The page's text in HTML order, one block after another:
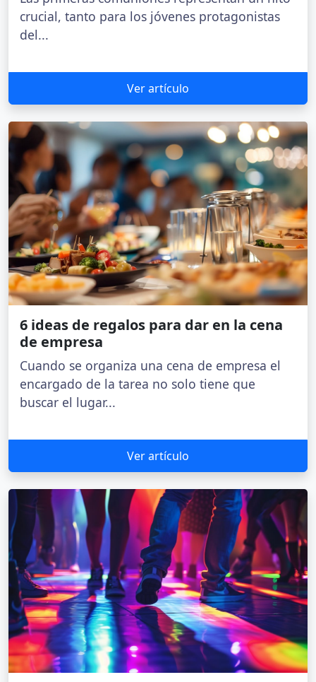
crucial, tanto para los jóvenes protagonistas
del...
Ver artículo
6 ideas de regalos para dar en la cena
de empresa
Cuando se organiza una cena de empresa el
encargado de la tarea no solo tiene que
buscar el lugar...
Ver artículo